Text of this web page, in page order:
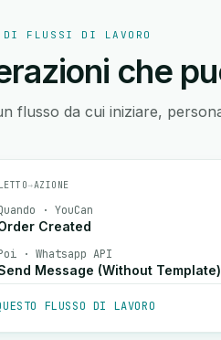
DI FLUSSI DI LAVORO
che
flusso da cui iniziare,
→AZIONE
· YouCan
Created
· Whatsapp API
Message (Without Template)
FLUSSO DI LAVORO